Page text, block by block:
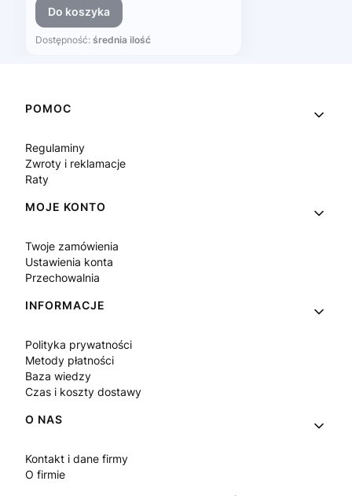
Do koszyka
Dostępność: średnia ilość
Linki w stopce
POMOC
Regulaminy
Zwroty i reklamacje
Raty
MOJE KONTO
Twoje zamówienia
Ustawienia konta
Przechowalnia
INFORMACJE
Polityka prywatności
Metody płatności
Baza wiedzy
Czas i koszty dostawy
O NAS
Kontakt i dane firmy
O firmie